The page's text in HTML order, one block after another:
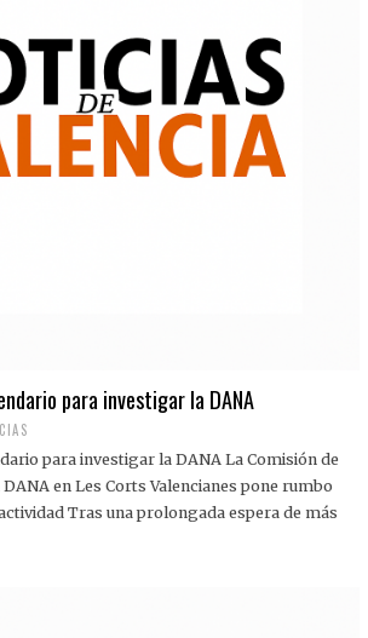
para investigar la DANA
para investigar la DANA La Comisión de
en Les Corts Valencianes pone rumbo
Tras una prolongada espera de más